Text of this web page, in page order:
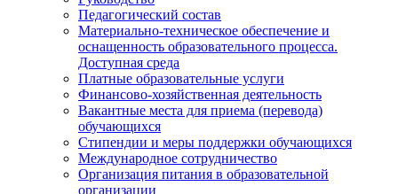
Педагогический состав
Материально-техническое обеспечение и
оснащенность образовательного процесса.
Доступная среда
Платные образовательные услуги
Финансово-хозяйственная деятельность
Вакантные места для приема (перевода)
обучающихся
Стипендии и меры поддержки обучающихся
Международное сотрудничество
Организация питания в образовательной
организации